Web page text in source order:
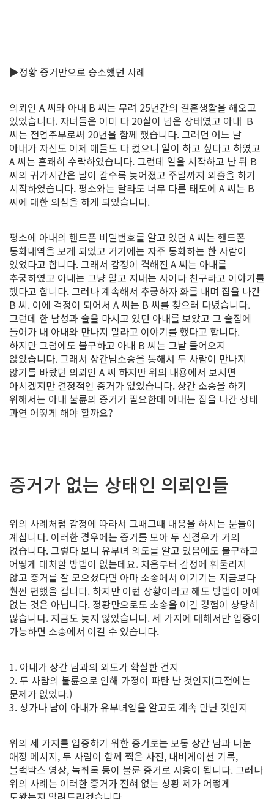
▶정황 증거만으로 승소했던 사례
의뢰인 A 씨와 아내 B 씨는 무려 25년간의 결혼생활을 해오고
있었습니다. 자녀들은 이미 다 20살이 넘은 상태였고 아내 B
씨는 전업주부로써 20년을 함께 했습니다. 그러던 어느 날
아내가 자신도 이제 애들도 다 컸으니 일이 하고 싶다고 하였고
A 씨는 흔쾌히 수락하였습니다. 그런데 일을 시작하고 난 뒤 B
씨의 귀가시간은 날이 갈수록 늦어졌고 주말까지 외출을 하기
시작하였습니다. 평소와는 달라도 너무 다른 태도에 A 씨는 B
씨에 대한 의심을 하게 되었습니다.
​평소에 아내의 핸드폰 비밀번호를 알고 있던 A 씨는 핸드폰
통화내역을 보게 되었고 거기에는 자주 통화하는 한 사람이
있었다고 합니다. 그래서 감정이 격해진 A 씨는 아내를
추궁하였고 아내는 그냥 알고 지내는 사이다 친구라고 이야기를
했다고 합니다. 그러나 계속해서 추궁하자 화를 내며 집을 나간
B 씨. 이에 걱정이 되어서 A 씨는 B 씨를 찾으러 다녔습니다.
그런데 한 남성과 술을 마시고 있던 아내를 보았고 그 술집에
들어가 내 아내와 만나지 말라고 이야기를 했다고 합니다.
하지만 그럼에도 불구하고 아내 B 씨는 그날 들어오지
않았습니다. 그래서 상간남소송을 통해서 두 사람이 만나지
않기를 바랐던 의뢰인 A 씨 하지만 위의 내용에서 보시면
아시겠지만 결정적인 증거가 없었습니다. 상간 소송을 하기
위해서는 아내 불륜의 증거가 필요한데 아내는 집을 나간 상태
과연 어떻게 해야 할까요?
증거가 없는 상태인 의뢰인들
위의 사례처럼 감정에 따라서 그때그때 대응을 하시는 분들이
계십니다. 이러한 경우에는 증거를 모아 두 신경우가 거의
없습니다. 그렇다 보니 유부녀 외도를 알고 있음에도 불구하고
어떻게 대처할 방법이 없는데요. 처음부터 감정에 휘둘리지
않고 증거를 잘 모으셨다면 아마 소송에서 이기기는 지금보다
훨씬 편했을 겁니다. 하지만 이런 상황이라고 해도 방법이 아예
없는 것은 아닙니다. 정황만으로도 소송을 이긴 경험이 상당히
많습니다. 지금도 늦지 않았습니다. 세 가지에 대해서만 입증이
가능하면 소송에서 이길 수 있습니다.
1. 아내가 상간 남과의 외도가 확실한 건지
2. 두 사람의 불륜으로 인해 가정이 파탄 난 것인지(그전에는
문제가 없었다.)
3. 상가나 남이 아내가 유부녀임을 알고도 계속 만난 것인지
위의 세 가지를 입증하기 위한 증거로는 보통 상간 남과 나눈
애정 메시지, 두 사람이 함께 찍은 사진, 내비게이션 기록,
블랙박스 영상, 녹취록 등이 불륜 증거로 사용이 됩니다. 그러나
위의 사례는 이러한 증거가 전혀 없는 상황 제가 어떻게